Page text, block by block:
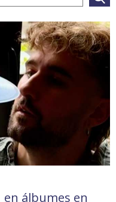
álbumes en